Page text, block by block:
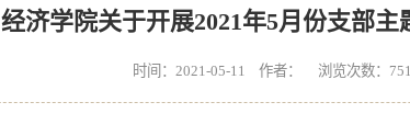
经济学院关于开展2021年5月份支部主
时间：2021-05-11 作者： 浏览次数： 751